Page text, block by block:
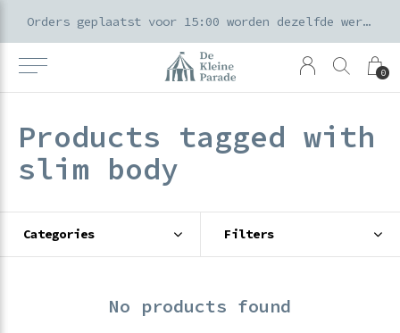
0
Orders geplaatst voor 15:00 worden dezelfde werkdag verzonden
Products tagged with
slim body
Categories Filters
No products found